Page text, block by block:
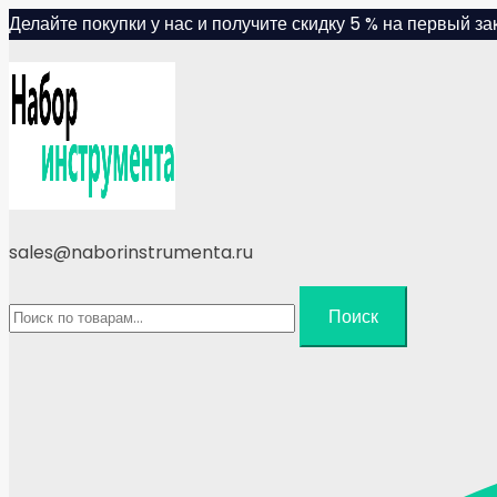
Skip
content
Делайте покупки у нас и получите скидку 5 % на первый
sales@naborinstrumenta.ru
Искать:
Поиск